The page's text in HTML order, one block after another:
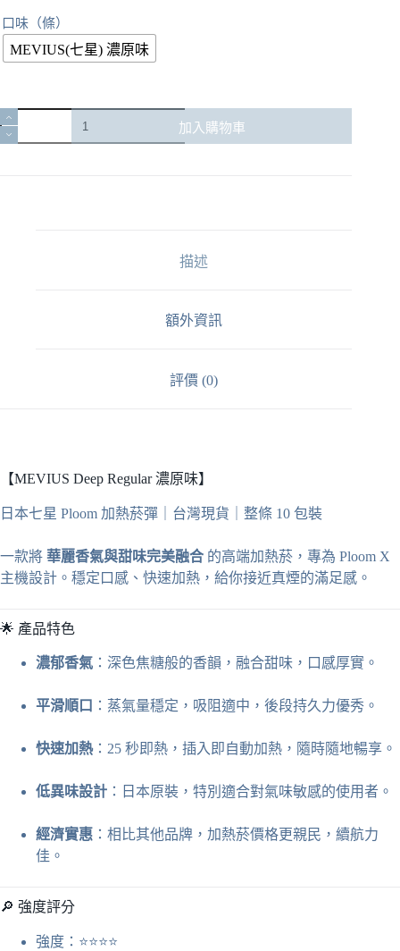
口味（條）
MEVIUS(七星) 濃原味
【MEVIUS
Deep
Regular
｜
條
包
裝
加入購物車
描述
額外資訊
評價 (0)
【MEVIUS Deep Regular 濃原味】
日本七星 Ploom 加熱菸彈｜台灣現貨｜整條 10 包裝
一款將 華麗香氣與甜味完美融合 的高端加熱菸，專為 Ploom X
主機設計。穩定口感、快速加熱，給你接近真煙的滿足感。
🌟 產品特色
濃郁香氣 ：深色焦糖般的香韻，融合甜味，口感厚實。
平滑順口 ：蒸氣量穩定，吸阻適中，後段持久力優秀。
快速加熱：25 秒即熱，插入即自動加熱，隨時隨地暢享。
低異味設計 ：日本原裝，特別適合對氣味敏感的使用者。
經濟實惠 ：相比其他品牌，加熱菸價格更親民，續航力
佳。
🔎 強度評分
強度：⭐⭐⭐⭐